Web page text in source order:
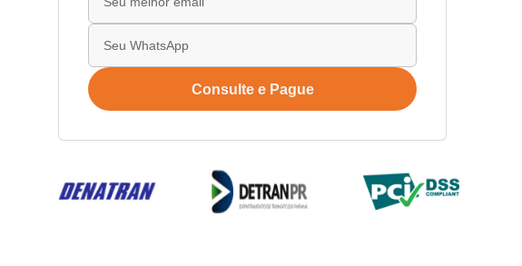
Consulte e Pague